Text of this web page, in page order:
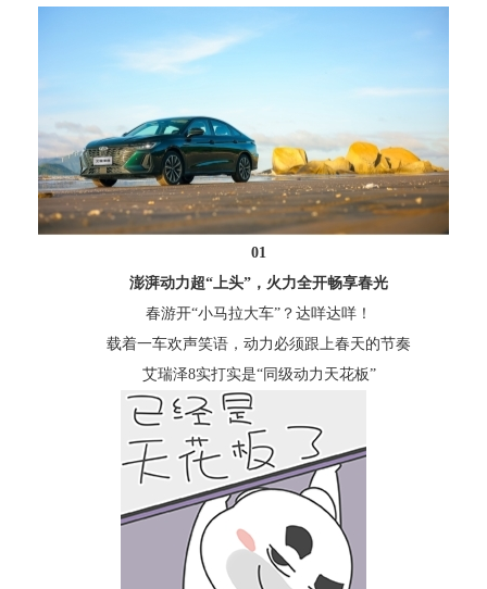
01
澎湃动力超“上头”，火力全开畅享春光
春游开“小马拉大车”？达咩达咩！
载着一车欢声笑语，动力必须跟上春天的节奏
艾瑞泽8实打实是“同级动力天花板”